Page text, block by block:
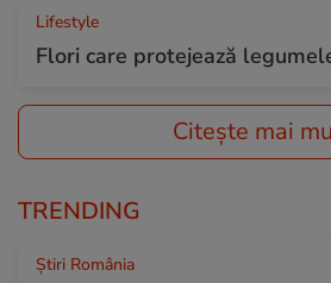
Lifestyle
Flori care protejează
Citește mai
TRENDING
Știri România